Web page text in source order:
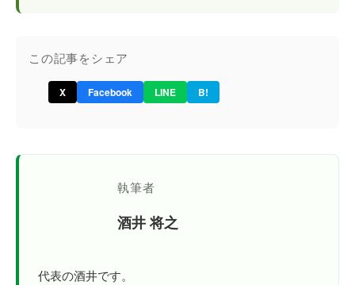
この記事をシェア
X Facebook LINE B!
執筆者
酒井 将之
代表の酒井です。